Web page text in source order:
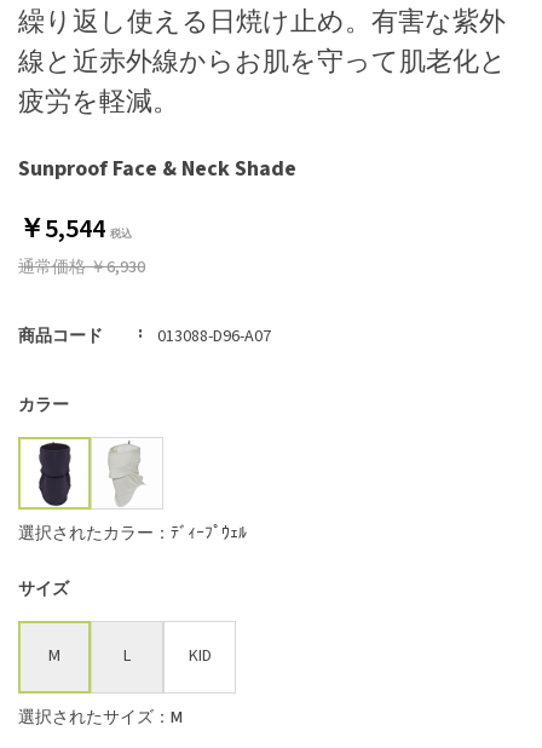
Sunproof Face & Neck Shade
繰り返し使える日焼け止め。有害な紫外
線と近赤外線からお肌を守って肌老化と
疲労を軽減。
￥5,544
通常価格￥6,930
商品コード 013088-D96-A07
カラー
選択されたカラー：ﾃﾞｨｰﾌﾟｳｪﾙ
サイズ
M L KID
選択されたサイズ：M